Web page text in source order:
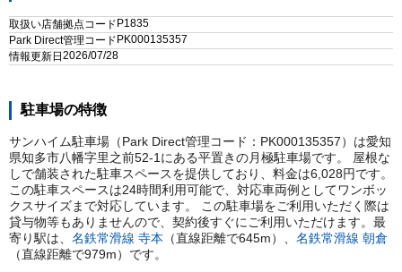
取扱い店舗拠点コード P1835
Park Direct管理コード PK000135357
情報更新日 2026/07/28
駐車場の特徴
サンハイム駐車場（Park Direct管理コード：PK000135357）は愛知
県知多市八幡字里之前52-1にある平置きの月極駐車場です。 屋根な
しで舗装された駐車スペースを提供しており、料金は6,028円です。
この駐車スペースは24時間利用可能で、対応車両例としてワンボッ
クスサイズまで対応しています。 この駐車場をご利用いただく際は
貸与物等もありませんので、契約後すぐにご利用いただけます。 最
寄り駅は、 名鉄常滑線 寺本 （直線距離で645m） 名鉄常滑線 朝倉
（直線距離で979m） です。